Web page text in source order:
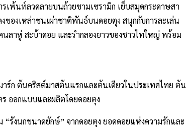
เพ้นท์ลวดลายบนถ้วยชามเซรามิก เย็บสมุดกระดาษสา
องเหล่าชนเผ่าชาติพันธ์บนดอยตุง สนุกกับการละเล่น
ลาหู่ สะบ้าดอย และรำกลองยาวของชาวไทใหญ่ พร้อม
ก ต้นคริสต์มาสต้นแรกและต้นเดียวในประเทศไทย ต้น
ออกแบบและผลิตโดยดอยตุง
รังนกขนาดยักษ์” จากดอยตุง ยอดดอยแห่งความรักและ